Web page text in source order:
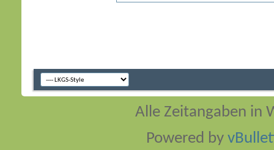
Alle Zeitangaben in
Powered by